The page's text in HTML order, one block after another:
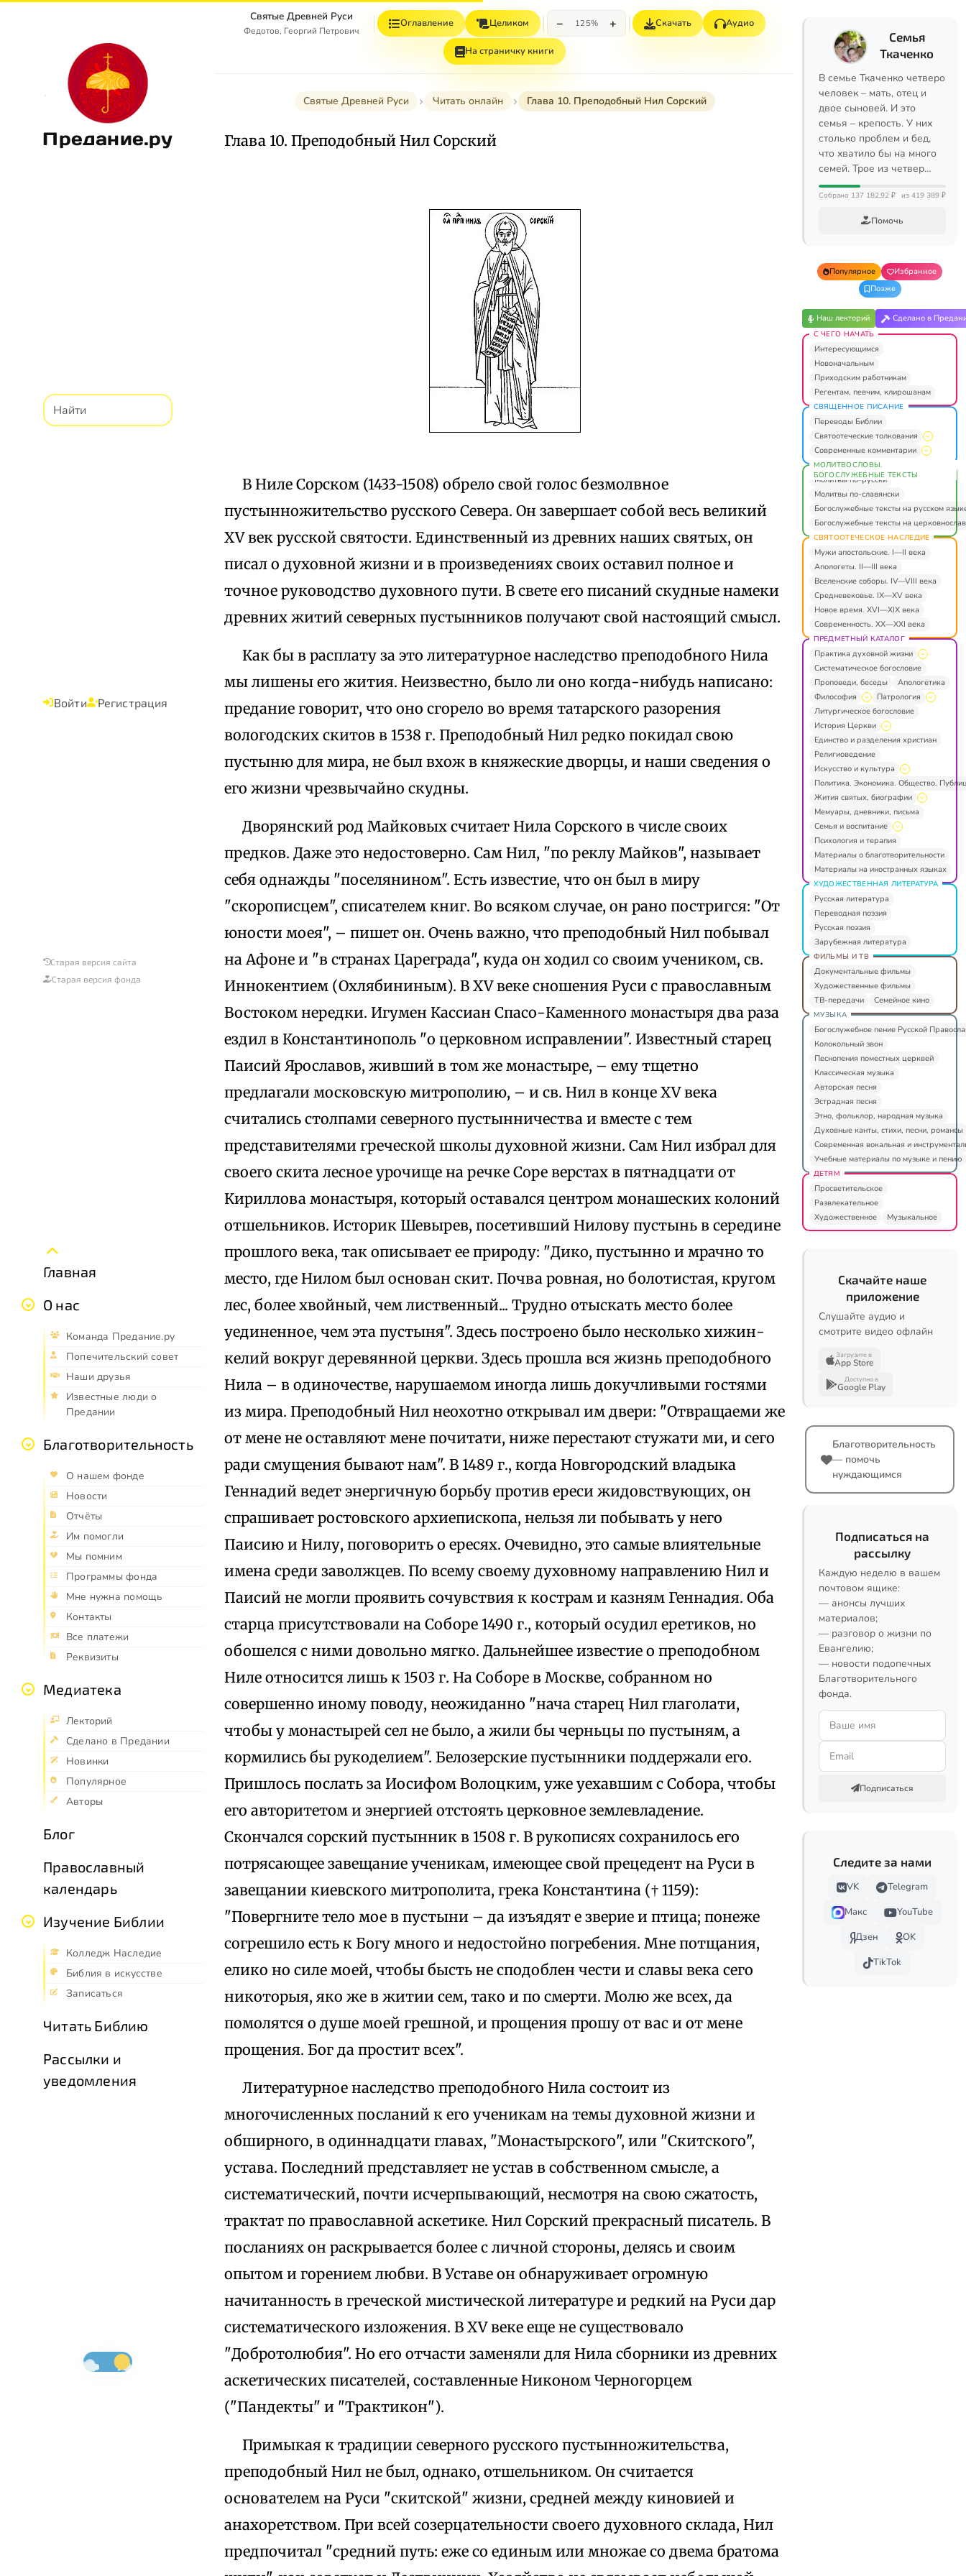
Предание.ру
Войти Регистрация
Старая версия сайта
Старая версия фонда
Главная
О нас
Команда Предание.ру
Попечительский совет
Наши друзья
Известные люди о
Предании
Благотворительность
О нашем фонде
Новости
Отчёты
Им помогли
Мы помним
Программы фонда
Мне нужна помощь
Контакты
Все платежи
Реквизиты
Медиатека
Лекторий
Сделано в Предании
Новинки
Популярное
Авторы
Блог
Православный
календарь
Изучение Библии
Колледж Наследие
Библия в искусстве
Записаться
Читать Библию
Рассылки и
уведомления
Святые Древней Руси
Федотов, Георгий Петрович
Оглавление Целиком − 125% + Скачать Аудио
На страничку книги
Святые Древней Руси Читать онлайн Глава 10. Преподобный Нил Сорский
Глава 10. Преподобный Нил Сорский
В Ниле Сорском (1433-1508) обрело свой голос безмолвное
пустынножительство русского Севера. Он завершает собой весь великий
XV век русской святости. Единственный из древних наших святых, он
писал о духовной жизни и в произведениях своих оставил полное и
точное руководство духовного пути. В свете его писаний скудные намеки
древних житий северных пустынников получают свой настоящий смысл.
Как бы в расплату за это литературное наследство преподобного Нила
мы лишены его жития. Неизвестно, было ли оно когда-нибудь написано:
предание говорит, что оно сгорело во время татарского разорения
вологодских скитов в 1538 г. Преподобный Нил редко покидал свою
пустыню для мира, не был вхож в княжеские дворцы, и наши сведения о
его жизни чрезвычайно скудны.
Дворянский род Майковых считает Нила Сорского в числе своих
предков. Даже это недостоверно. Сам Нил, "по реклу Майков", называет
себя однажды "поселянином". Есть известие, что он был в миру
"скорописцем", списателем книг. Во всяком случае, он рано постригся: "От
юности моея", – пишет он. Очень важно, что преподобный Нил побывал
на Афоне и "в странах Цареграда", куда он ходил со своим учеником, св.
Иннокентием (Охлябининым). В XV веке сношения Руси с православным
Востоком нередки. Игумен Кассиан Спасо-Каменного монастыря два раза
ездил в Константинополь "о церковном исправлении". Известный старец
Паисий Ярославов, живший в том же монастыре, – ему тщетно
предлагали московскую митрополию, – и св. Нил в конце XV века
считались столпами северного пустынничества и вместе с тем
представителями греческой школы духовной жизни. Сам Нил избрал для
своего скита лесное урочище на речке Соре верстах в пятнадцати от
Кириллова монастыря, который оставался центром монашеских колоний
отшельников. Историк Шевырев, посетивший Нилову пустынь в середине
прошлого века, так описывает ее природу: "Дико, пустынно и мрачно то
место, где Нилом был основан скит. Почва ровная, но болотистая, кругом
лес, более хвойный, чем лиственный... Трудно отыскать место более
уединенное, чем эта пустыня". Здесь построено было несколько хижин-
келий вокруг деревянной церкви. Здесь прошла вся жизнь преподобного
Нила – в одиночестве, нарушаемом иногда лишь докучливыми гостями
из мира. Преподобный Нил неохотно открывал им двери: "Отвращаеми же
от мене не оставляют мене почитати, ниже перестают стужати ми, и сего
ради смущения бывают нам". В 1489 г., когда Новгородский владыка
Геннадий ведет энергичную борьбу против ереси жидовствующих, он
спрашивает ростовского архиепископа, нельзя ли побывать у него
Паисию и Нилу, поговорить о ересях. Очевидно, это самые влиятельные
имена среди заволжцев. По всему своему духовному направлению Нил и
Паисий не могли проявить сочувствия к кострам и казням Геннадия. Оба
старца присутствовали на Соборе 1490 г., который осудил еретиков, но
обошелся с ними довольно мягко. Дальнейшее известие о преподобном
Ниле относится лишь к 1503 г. На Соборе в Москве, собранном но
совершенно иному поводу, неожиданно "нача старец Нил глаголати,
чтобы у монастырей сел не было, а жили бы черньцы по пустыням, а
кормились бы рукоделием". Белозерские пустынники поддержали его.
Пришлось послать за Иосифом Волоцким, уже уехавшим с Собора, чтобы
его авторитетом и энергией отстоять церковное землевладение.
Скончался сорский пустынник в 1508 г. В рукописях сохранилось его
потрясающее завещание ученикам, имеющее свой прецедент на Руси в
завещании киевского митрополита, грека Константина († 1159):
"Повергните тело мое в пустыни – да изъядят е зверие и птица; понеже
согрешило есть к Богу много и недостойно погребения. Мне потщания,
елико но силе моей, чтобы бысть не сподоблен чести и славы века сего
никоторыя, яко же в житии сем, тако и по смерти. Молю же всех, да
помолятся о душе моей грешной, и прощения прошу от вас и от мене
прощения. Бог да простит всех".
Литературное наследство преподобного Нила состоит из
многочисленных посланий к его ученикам на темы духовной жизни и
обширного, в одиннадцати главах, "Монастырского", или "Скитского",
устава. Последний представляет не устав в собственном смысле, а
систематический, почти исчерпывающий, несмотря на свою сжатость,
трактат по православной аскетике. Нил Сорский прекрасный писатель. В
посланиях он раскрывается более с личной стороны, делясь и своим
опытом и горением любви. В Уставе он обнаруживает огромную
начитанность в греческой мистической литературе и редкий на Руси дар
систематического изложения. В XV веке еще не существовало
"Добротолюбия". Но его отчасти заменяли для Нила сборники из древних
аскетических писателей, составленные Никоном Черногорцем
("Пандекты" и "Трактикон").
Примыкая к традиции северного русского пустынножительства,
преподобный Нил не был, однако, отшельником. Он считается
основателем на Руси "скитской" жизни, средней между киновией и
анахоретством. При всей созерцательности своего духовного склада, Нил
предпочитал "средний путь: еже со единым или множае со двема братома
Семья
Ткаченко
В семье Ткаченко четверо
человек – мать, отец и
двое сыновей. И это
семья – крепость. У них
столько проблем и бед,
что хватило бы на много
семей. Трое из четвер…
Собрано 137 182,92 ₽ из 419 389 ₽
Помочь
Популярное
Избранное
Позже
Наш лекторий Сделано в
С ЧЕГО НАЧАТЬ
Интересующимся
Новоначальным
Приходским работникам
Регентам, певчим, клирошанам
СВЯЩЕННОЕ ПИСАНИЕ
Переводы Библии
Святоотеческие толкования
Современные комментарии
МОЛИТВОСЛОВЫ.
БОГОСЛУЖЕБНЫЕ ТЕКСТЫ
Молитвы по-русски
Молитвы по-славянски
Богослужебные тексты на русском
Богослужебные тексты на
СВЯТООТЕЧЕСКОЕ НАСЛЕДИЕ
Мужи апостольские. I—II века
Апологеты. II—III века
Вселенские соборы. IV—VIII века
Средневековье. IX—XV века
Новое время. XVI—XIX века
Современность. XX—XXI века
ПРЕДМЕТНЫЙ КАТАЛОГ
Практика духовной жизни
Систематическое богословие
Проповеди, беседы
Апологетика
Философия
Патрология
Литургическое богословие
История Церкви
Единство и разделения христиан
Религиоведение
Искусство и культура
Политика. Экономика. Общество.
Жития святых, биографии
Мемуары, дневники, письма
Семья и воспитание
Психология и терапия
Материалы о благотворительности
Материалы на иностранных языках
ХУДОЖЕСТВЕННАЯ ЛИТЕРАТУРА
Русская литература
Переводная поэзия
Русская поэзия
Зарубежная литература
ФИЛЬМЫ И ТВ
Документальные фильмы
Художественные фильмы
ТВ-передачи
Семейное кино
МУЗЫКА
Богослужебное пение Русской
Колокольный звон
Песнопения поместных церквей
Классическая музыка
Авторская песня
Эстрадная песня
Этно, фольклор, народная музыка
Духовные канты, стихи, песни, романсы
Современная вокальная и
Учебные материалы по музыке и пению
ДЕТЯМ
Просветительское
Развлекательное
Художественное
Музыкальное
Скачайте наше
приложение
Слушайте аудио и
смотрите видео офлайн
Загрузите в
App Store
Доступно в
Google Play
Благотворительность
— помочь
нуждающимся
Подписаться на
рассылку
Каждую неделю в вашем
почтовом ящике:
— анонсы лучших
материалов;
— разговор о жизни по
Евангелию;
— новости подопечных
Благотворительного
фонда.
Подписаться
Следите за нами
VK
Telegram
Макс
YouTube
Дзен
OK
TikTok